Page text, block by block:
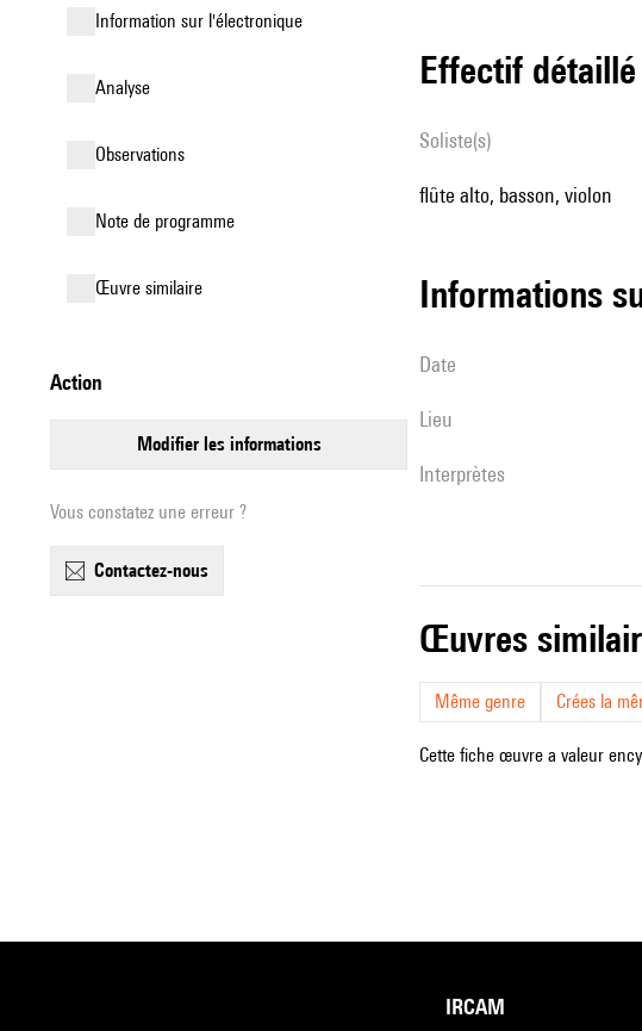
Information sur l'électronique
analyse
observations
Note de programme
œuvre similaire
action
modifier les informations
Vous constatez une erreur ?
contactez-nous
effectif détaillé
Soliste(s)
flûte alto, basson, violon
informations
date
lieu
interprètes
œuvres
Même genre Crées la
Cette fiche œuvre a valeur
IRCAM